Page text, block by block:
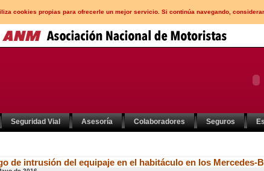
cookies propias para ofrecerle un mejor servicio. Si continúa navegando,
Seguridad Vial Asesoría Colaboradores Seguros
de intrusión del equipaje en el habitáculo en los Mercedes-